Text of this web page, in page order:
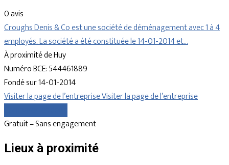
0 avis
Croughs Denis & Co est une société de déménagement avec 1 à 4
employés. La société a été constituée le 14-01-2014 et…
À proximité de Huy
Numéro BCE: 544461889
Fondé sur 14-01-2014
Visiter la page de l’entrepriseVisiter la page de l’entreprise
Gratuit – Sans engagement
Lieux à proximité